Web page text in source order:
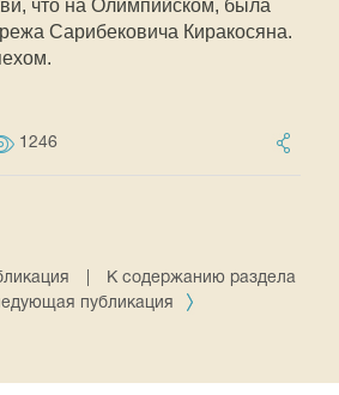
что на Олимпийском, была
Сарибековича Киракосяна.
1246
К содержанию раздела
публикация